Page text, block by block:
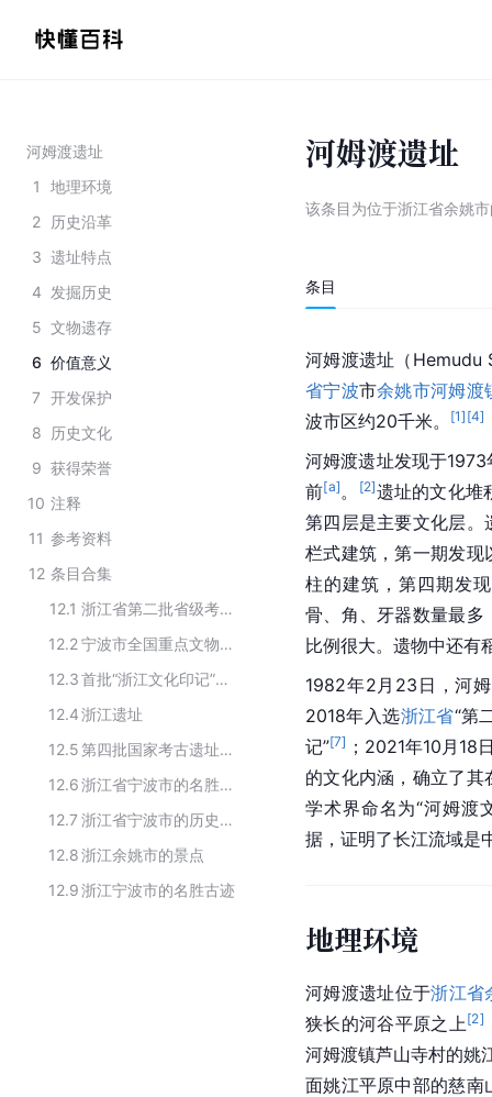
河姆渡遗址
1
地理环境
2
历史沿革
3 遗址特点
4 发掘历史
5 文物遗存
6 价值意义
7 开发保护
8
历史文化
9 获得荣誉
10 注释
11 参考资料
12 条目合集
12.1
浙江省第二批省级考古遗址公园
12.2
宁波市全国重点文物保护单位
12.3
首批“浙江文化印记”名单
12.4浙江遗址
12.5
第四批国家考古遗址公园立项名单
12.6
浙江省宁波市的名胜古迹
12.7
浙江省宁波市的历史遗迹
12.8浙江余姚市的景点
12.9浙江宁波市的名胜古迹
河姆渡遗址
该条目为位于浙江省余姚
条目
河姆渡遗址（Hemudu
省宁波市余姚市河姆渡
波市区约20千米。
[1] [4]
河姆渡遗址发现于
前[a] 。 [2]遗址的文化堆
第四层是主要文化层。
栏式建筑，第一期发现
柱的建筑，第四期发
骨、角、牙器数量最多
比例很大。遗物中还有
1982年2月23日，河
2018年入选浙江省“第
记”[7] ；2021年10月18
的文化内涵，确立了
学术界命名为“河姆渡
据，证明了长江流域是
地理环境
河姆渡遗址位于浙江省
狭长的河谷平原之上 [2]
河姆渡镇芦山寺村的姚
面姚江平原中部的慈